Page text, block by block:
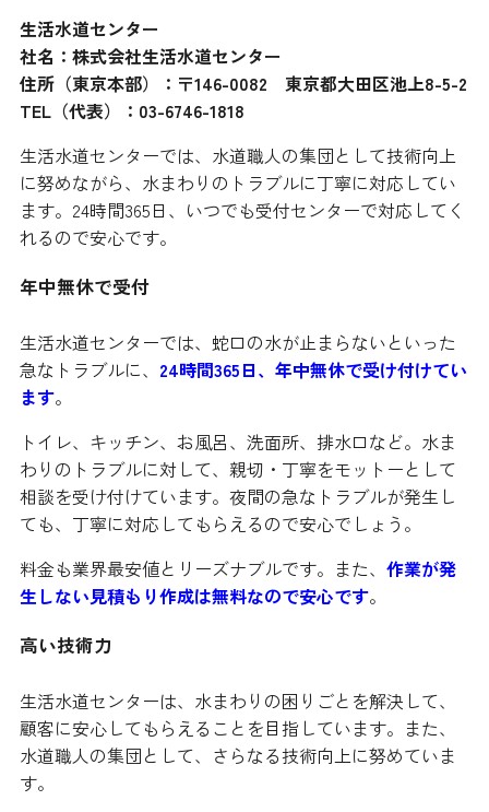
生活水道センター
社名：株式会社生活水道センター
住所（東京本部）：〒146-0082 東京都大田区池上8-5-2
TEL（代表）：03-6746-1818
生活水道センターでは、水道職人の集団として技術向上
に努めながら、水まわりのトラブルに丁寧に対応してい
ます。24時間365日、いつでも受付センターで対応してく
れるので安心です。
年中無休で受付
生活水道センターでは、蛇口の水が止まらないといった
急なトラブルに、 24時間365日、年中無休で受け付けてい
ます。
トイレ、キッチン、お風呂、洗面所、排水口など。水ま
わりのトラブルに対して、親切・丁寧をモットーとして
相談を受け付けています。夜間の急なトラブルが発生し
ても、丁寧に対応してもらえるので安心でしょう。
料金も業界最安値とリーズナブルです。また、 作業が発
生しない見積もり作成は無料なので安心です。
高い技術力
生活水道センターは、水まわりの困りごとを解決して、
顧客に安心してもらえることを目指しています。また、
水道職人の集団として、さらなる技術向上に努めていま
す。